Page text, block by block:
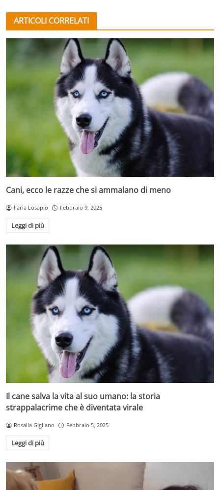
ARTICOLI CORRELATI
Cani, ecco le razze che si ammalano di meno
Ilaria Losapio Febbraio 9, 2025
Leggi di più
Il cane salva la vita al suo umano: la storia
strappalacrime che è diventata virale
Rosalia Gigliano Febbraio 5, 2025
Leggi di più